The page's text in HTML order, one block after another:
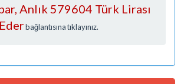
Anlık 579604 Türk Lirası
bağlantısına tıklayınız.